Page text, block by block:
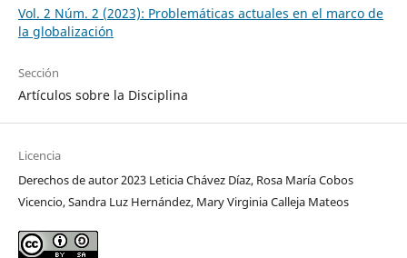
Vol. 2 Núm. 2 (2023): Problemáticas actuales en el marco de
la globalización
Sección
Artículos sobre la Disciplina
Licencia
Derechos de autor 2023 Leticia Chávez Díaz, Rosa María Cobos
Vicencio, Sandra Luz Hernández, Mary Virginia Calleja Mateos